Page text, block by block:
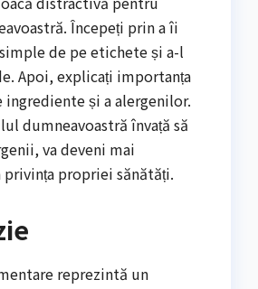
Începeți prin a îi
de pe etichete și a-l
Apoi, explicați importanța
și a alergenilor.
dumneavoastră învață să
va deveni mai
privința propriei sănătăți.
reprezintă un